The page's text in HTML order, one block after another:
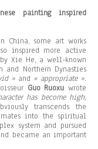
painting inspired
China, some art works
inspired more active
Xie He, a well-known
Northern Dynasties
» and « appropriate ».
Guo Ruoxu wrote
has become high,
transcends the
into the spiritual
system and pursued
became an important